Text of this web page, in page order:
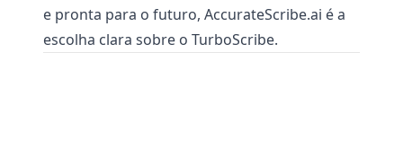
e pronta para o futuro, AccurateScribe.ai é a
escolha clara sobre o TurboScribe.